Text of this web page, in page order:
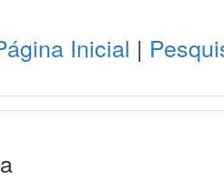
Inicial |